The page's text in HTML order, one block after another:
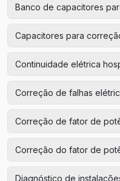
Banco de capacitores
Capacitores para
Continuidade elétrica
Correção de falhas
Correção de fator de
Correção do fator de
Diagnóstico de